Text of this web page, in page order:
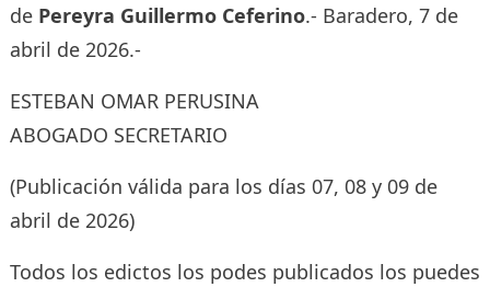
de Pereyra Guillermo Ceferino.- Baradero, 7 de
abril de 2026.-
ESTEBAN OMAR PERUSINA
ABOGADO SECRETARIO
(Publicación válida para los días 07, 08 y 09 de
abril de 2026)
Todos los edictos los podes publicados los puedes